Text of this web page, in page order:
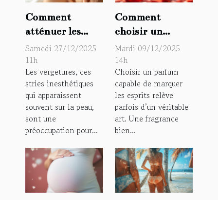
Comment
atténuer les
marques de
vergetures de
manière
naturelle ?
Samedi 27/12/2025
11h
Les vergetures, ces
stries inesthétiques
qui apparaissent
souvent sur la peau,
sont une
préoccupation pour...
Comment
choisir un
parfum qui
marque les
esprits ?
Mardi 09/12/2025
14h
Choisir un parfum
capable de marquer
les esprits relève
parfois d’un véritable
art. Une fragrance
bien...